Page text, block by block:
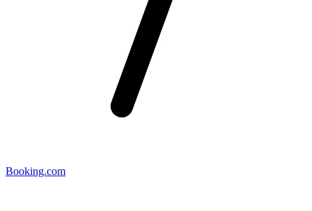
Booking.com